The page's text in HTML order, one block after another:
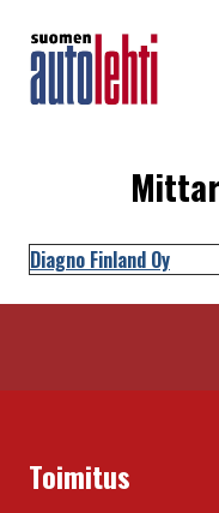
Diagno Finland Oy
Toimitus